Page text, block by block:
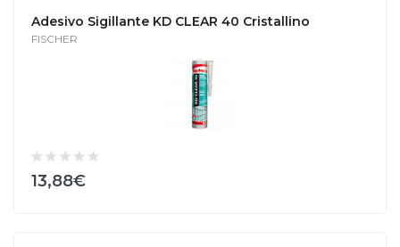
Adesivo Sigillante KD CLEAR 40 Cristallino
FISCHER
13,88€